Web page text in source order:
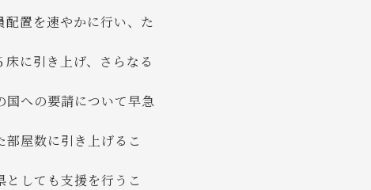
置を速やかに行い、た
に引き上げ、さらなる
への要請について早急
屋数に引き上げるこ
しても支援を行うこ